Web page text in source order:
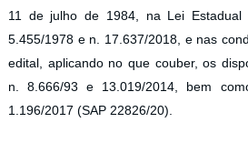
11 de julho de 1984, na Lei Estadual
5.455/1978 e n. 17.637/2018, e nas
edital, aplicando no que couber, os
n. 8.666/93 e 13.019/2014, bem
1.196/2017 (SAP 22826/20).